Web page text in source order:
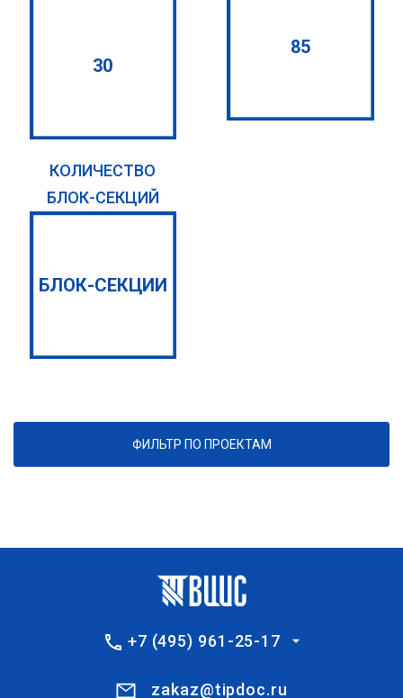
30
85
КОЛИЧЕСТВО
БЛОК-СЕКЦИЙ
БЛОК-СЕКЦИИ
ФИЛЬТР ПО ПРОЕКТАМ
+7 (495) 961-25-17
zakaz@tipdoc.ru